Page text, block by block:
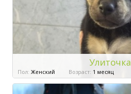
Улиточка
Пол: Женский Возраст: 1 месяц